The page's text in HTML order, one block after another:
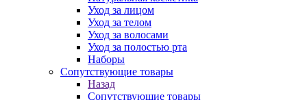
Уход за лицом
Уход за телом
Уход за волосами
Уход за полостью рта
Наборы
Сопутствующие товары
Назад
Сопутствующие товары